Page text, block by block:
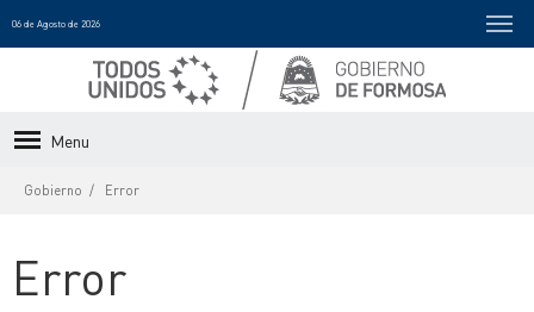
06 de Agosto de 2026
Menu
Gobierno Error
Error